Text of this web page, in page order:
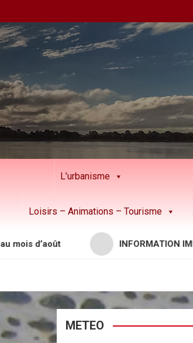
L’urbanisme
Loisirs – Animations – Tourisme
INFORMATION
METEO